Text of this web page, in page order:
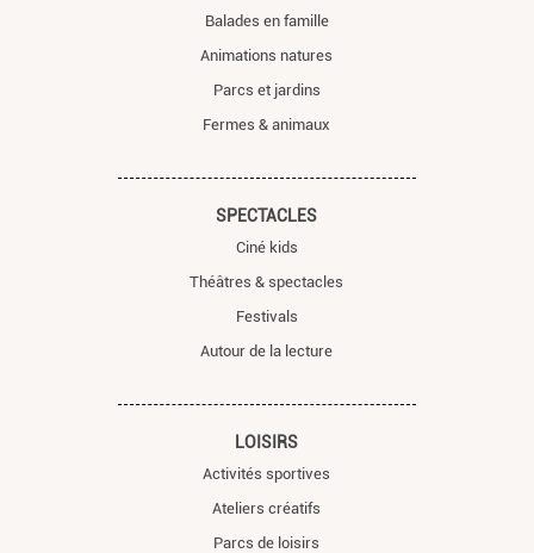
Balades en famille
Animations natures
Parcs et jardins
Fermes & animaux
SPECTACLES
Ciné kids
Théâtres & spectacles
Festivals
Autour de la lecture
LOISIRS
Activités sportives
Ateliers créatifs
Parcs de loisirs